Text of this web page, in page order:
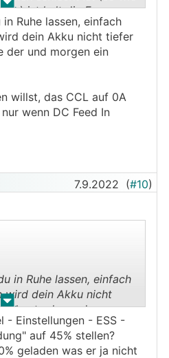
.
ist halt die Frage was
Akku,
* 16 = 52V.
der Remoteconsoel ->
->
eingestellt bei
minSOC im Moment auf
ist den minSOC auf
Akku auflädt?
Ruhe lassen, einfach
dein Akku nicht tiefer
der und morgen ein
willst, das CCL auf 0A
wenn DC Feed In
7.9.2022 (#10)
.
in Ruhe lassen, einfach
wird dein Akku nicht
heute der und morgen
- Einstellungen - ESS -
auf 45% stellen?
geladen was er ja nicht